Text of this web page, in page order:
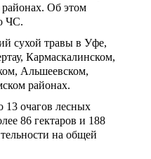
Об этом
ЧС.
сухой травы в Уфе,
Кармаскалинском,
Альшеевском,
районах.
13 очагов лесных
86 гектаров и 188
на общей